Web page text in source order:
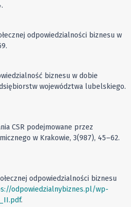
odpowiedzialności biznesu w
biznesu w dobie
województwa lubelskiego.
CSR podejmowane przez
w Krakowie, 3(987), 45–62.
odpowiedzialności biznesu
odpowiedzialnybiznes.pl/wp-
.